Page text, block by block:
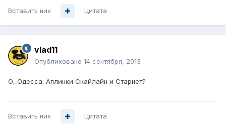
Вставить ник Цитата
vlad11
Опубликовано 14 сентября, 2013
О, Одесса. Аплинки Скайлайн и Старнет?
Вставить ник Цитата